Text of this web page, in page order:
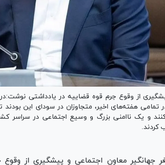
از وقوع جرم قوه قضاییه در یادداشتی
تمامی هفته‌های اخیر، متجاوزان در سودای این بودند
و یک ناامنی بزرگ و وسیع اجتماعی در سراسر
کردند.
جهانگیر معاون اجتماعی و پیشگیری از